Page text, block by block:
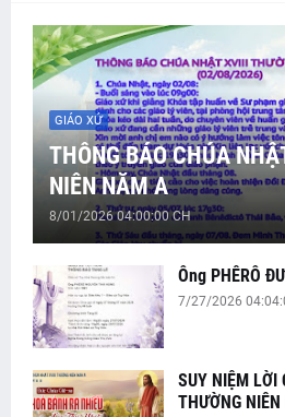
GIÁO XỨ
THÔNG BÁO CHÚA
NIÊN NĂM A
8/01/2026 04:00:00 CH
Ông PHÊRÔ
7/27/2026
SUY NIỆM LỜI
THƯỜNG